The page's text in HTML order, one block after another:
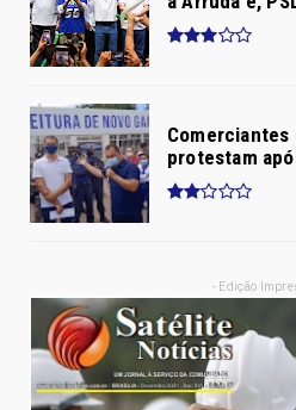
Comerciantes
protestam
- Edição